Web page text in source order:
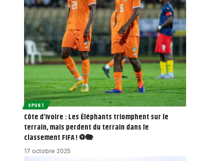
SPORT
Côte d’Ivoire : Les Éléphants triomphent sur le
terrain, mais perdent du terrain dans le
classement FIFA ! ⚽🐘
17 octobre 2025